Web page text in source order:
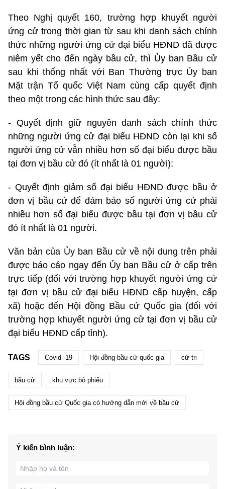
Theo Nghị quyết 160, trường hợp khuyết người
ứng cử trong thời gian từ sau khi danh sách chính
thức những người ứng cử đại biểu HĐND đã được
niêm yết cho đến ngày bầu cử, thì Ủy ban Bầu cử
sau khi thống nhất với Ban Thường trực Ủy ban
Mặt trận Tổ quốc Việt Nam cùng cấp quyết định
theo một trong các hình thức sau đây:
- Quyết định giữ nguyên danh sách chính thức
những người ứng cử đại biểu HĐND còn lại khi số
người ứng cử vẫn nhiều hơn số đại biểu được bầu
tại đơn vị bầu cử đó (ít nhất là 01 người);
- Quyết định giảm số đại biểu HĐND được bầu ở
đơn vị bầu cử để đảm bảo số người ứng cử phải
nhiều hơn số đại biểu được bầu tại đơn vị bầu cử
đó ít nhất là 01 người.
Văn bản của Ủy ban Bầu cử về nội dung trên phải
được báo cáo ngay đến Ủy ban Bầu cử ở cấp trên
trực tiếp (đối với trường hợp khuyết người ứng cử
tại đơn vị bầu cử đại biểu HĐND cấp huyện, cấp
xã) hoặc đến Hội đồng Bầu cử Quốc gia (đối với
trường hợp khuyết người ứng cử tại đơn vị bầu cử
đại biểu HĐND cấp tỉnh).
TAGS Covid -19 Hội đồng bầu cử quốc gia cử tri
bầu cử khu vực bỏ phiếu
Hội đồng bầu cử Quốc gia có hướng dẫn mới về bầu cử
Ý kiến bình luận: